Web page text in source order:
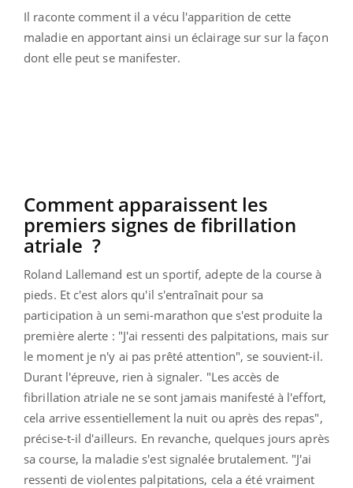
Il raconte comment il a vécu l'apparition de cette
maladie en apportant ainsi un éclairage sur sur la façon
dont elle peut se manifester.
Comment apparaissent les
premiers signes de fibrillation
atriale ?
Roland Lallemand est un sportif, adepte de la course à
pieds. Et c'est alors qu'il s'entraînait pour sa
participation à un semi-marathon que s'est produite la
première alerte : "J'ai ressenti des palpitations, mais sur
le moment je n'y ai pas prêté attention", se souvient-il.
Durant l'épreuve, rien à signaler. "Les accès de
fibrillation atriale ne se sont jamais manifesté à l'effort,
cela arrive essentiellement la nuit ou après des repas",
précise-t-il d'ailleurs. En revanche, quelques jours après
sa course, la maladie s'est signalée brutalement. "J'ai
ressenti de violentes palpitations, cela a été vraiment